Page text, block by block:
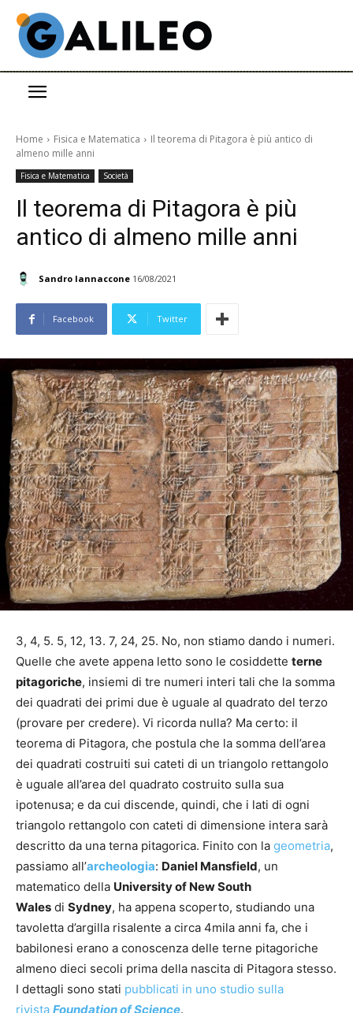
Home Fisica e Matematica
Il teorema di Pitagora è più antico di
almeno mille anni
Fisica e Matematica Società
Il teorema di Pitagora è più
antico di almeno mille anni
Sandro Iannaccone 16/08/2021
Facebook Twitter
3, 4, 5. 5, 12, 13. 7, 24, 25. No, non stiamo dando i numeri.
Quelle che avete appena letto sono le cosiddette terne
pitagoriche, insiemi di tre numeri interi tali che la somma
dei quadrati dei primi due è uguale al quadrato del terzo
(provare per credere). Vi ricorda nulla? Ma certo: il
teorema di Pitagora, che postula che la somma dell’area
dei quadrati costruiti sui cateti di un triangolo rettangolo
è uguale all’area del quadrato costruito sulla sua
ipotenusa; e da cui discende, quindi, che i lati di ogni
triangolo rettangolo con cateti di dimensione intera sarà
descritto da una terna pitagorica. Finito con la geometria,
passiamo all’archeologia: Daniel Mansfield, un
matematico della University of New South
Wales di Sydney, ha appena scoperto, studiando una
tavoletta d’argilla risalente a circa 4mila anni fa, che i
babilonesi erano a conoscenza delle terne pitagoriche
almeno dieci secoli prima della nascita di Pitagora stesso.
I dettagli sono stati pubblicati in uno studio sulla
rivista Foundation of Science.